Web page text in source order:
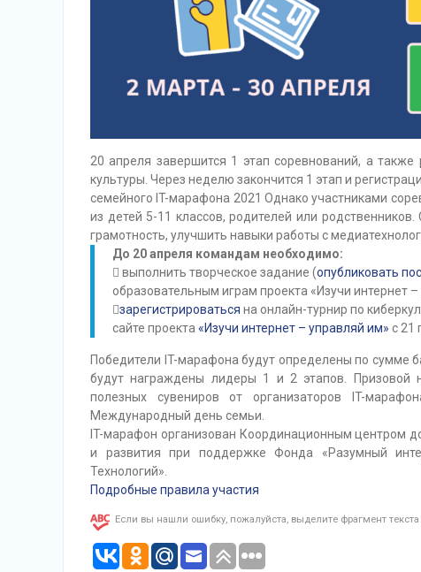
20 апреля завершится 1 этап соревнований, а
культуры. Через неделю закончится 1 этап и
семейного IT-марафона 2021 Однако участниками
из детей 5-11 классов, родителей или
грамотность, улучшить навыки работы с
До 20 апреля командам необходимо:
 выполнить творческое задание (опубликовать
образовательным играм проекта «Изучи интернет
зарегистрироваться на онлайн-турнир по
сайте проекта «Изучи интернет – управляй им» с 21
Победители IT-марафона будут определены по сумме
будут награждены лидеры 1 и 2 этапов. Призовой
полезных сувениров от организаторов IT-
Международный день семьи.
IT-марафон организован Координационным центром
и развития при поддержке Фонда «Разумный
Технологий».
Подробные правила участия
Если вы нашли ошибку, пожалуйста, выделите фрагмент